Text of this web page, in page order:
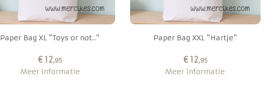
Paper Bag XL "Toys or not.."
€ 12,95
Meer informatie
Paper Bag XXL "Hartje"
€ 12,95
Meer informatie